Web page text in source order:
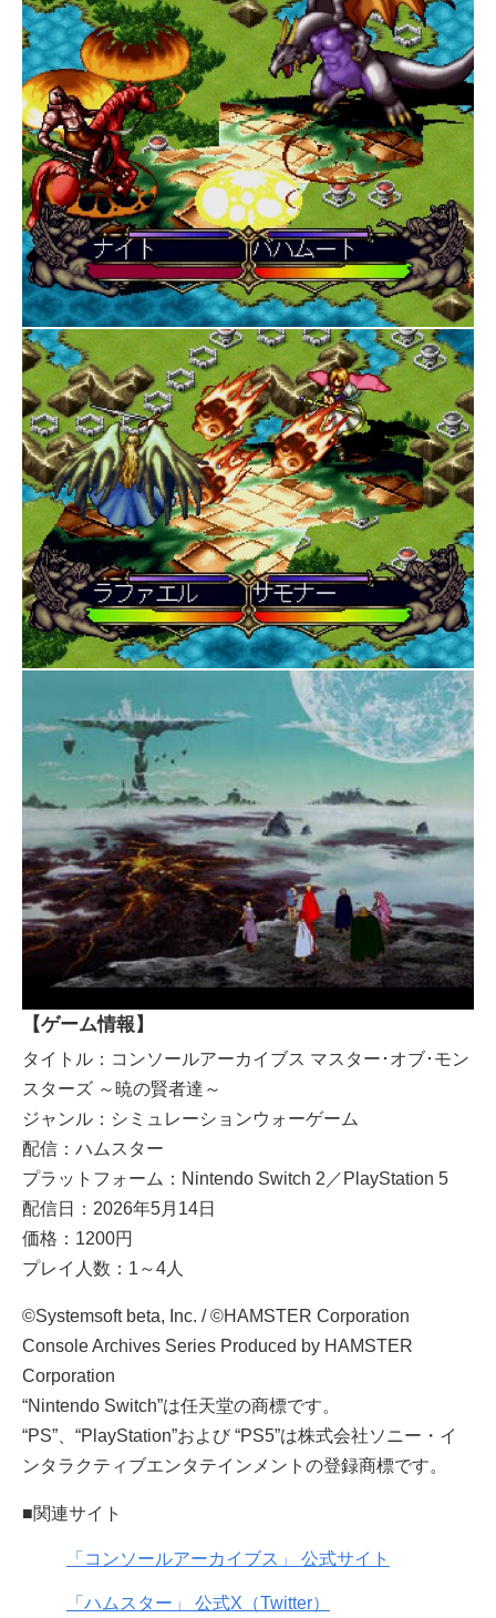
【ゲーム情報】
タイトル：コンソールアーカイブス マスター･オブ･モン
スターズ ～暁の賢者達～
ジャンル：シミュレーションウォーゲーム
配信：ハムスター
プラットフォーム：Nintendo Switch 2／PlayStation 5
配信日：2026年5月14日
価格：1200円
プレイ人数：1～4人
©Systemsoft beta, Inc. / ©HAMSTER Corporation
Console Archives Series Produced by HAMSTER
Corporation
“Nintendo Switch”は任天堂の商標です。
“PS”、“PlayStation”および “PS5”は株式会社ソニー・イ
ンタラクティブエンタテインメントの登録商標です。
■関連サイト
「コンソールアーカイブス」 公式サイト
「ハムスター」 公式X（Twitter）